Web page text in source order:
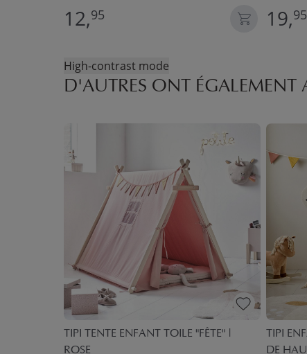
12,95 19,95
High-contrast mode
D'AUTRES ONT ÉGALEMENT
TIPI TENTE ENFANT TOILE "FÊTE" |
ROSE
TIPI
DE